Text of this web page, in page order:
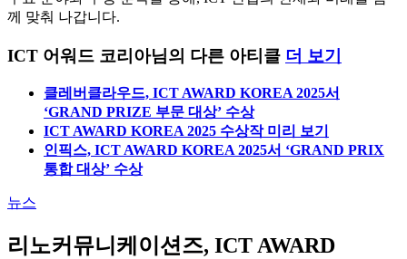
께 맞춰 나갑니다.
ICT 어워드 코리아님의 다른 아티클 더 보기
클레버클라우드, ICT AWARD KOREA 2025서
‘GRAND PRIZE 부문 대상’ 수상
ICT AWARD KOREA 2025 수상작 미리 보기
인픽스, ICT AWARD KOREA 2025서 ‘GRAND PRIX
통합 대상’ 수상
뉴스
리노커뮤니케이션즈, ICT AWARD